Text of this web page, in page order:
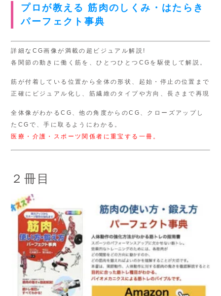
プロが教える 筋肉のしくみ・はたらき
パーフェクト事典
詳細なCG画像が満載の超ビジュアル解説!
各関節の動きに働く筋を、ひとつひとつCGを駆使して解説。
筋が付着している位置から全体の形状、起始・停止の位置まで
正確にビジュアル化し、筋繊維のタイプや方向、長さまで再現
全体像がわかるCG、他の角度からのCG、クローズアップし
たCGで、手に取るようにわかる。
医療・介護・スポーツ関係者に重宝する一冊。
２冊目